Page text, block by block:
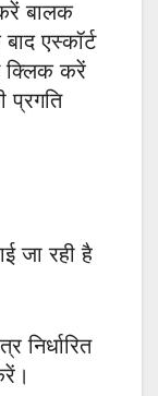
बालक
एस्कॉर्ट
क्लिक करें
प्रगति
जा रही है
निर्धारित